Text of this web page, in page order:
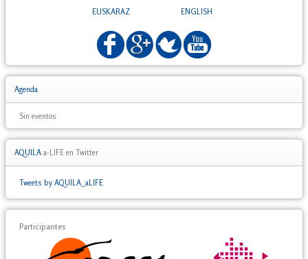
EUSKARAZ ENGLISH
Agenda
Sin eventos
AQUILA a-LIFE en Twitter
Tweets by AQUILA_aLIFE
Participantes